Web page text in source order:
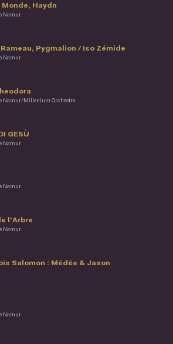
Monde, Haydn
Namur
Pygmalion / Iso Zémide
Namur
Namur/Millenium Orchestra
GESÙ
Namur
Namur
l'Arbre
Namur
Salomon : Médée & Jason
Namur